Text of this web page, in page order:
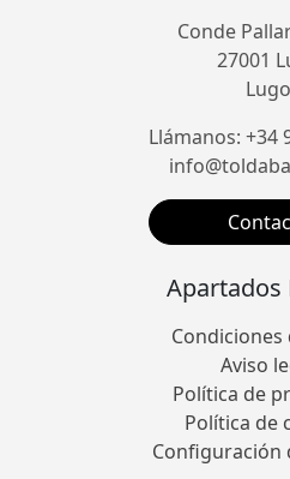
Conde
27001
Lugo
Llámanos: +34
Apartados
Condiciones
Aviso
Política de
Política de
Configuración